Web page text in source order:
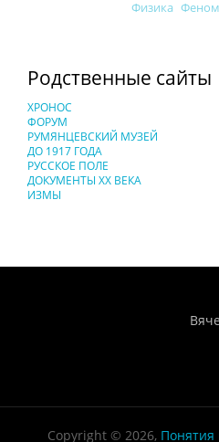
Физика
Родственные сайты
ХРОНОС
ФОРУМ
РУМЯНЦЕВСКИЙ МУЗЕЙ
ДО 1917 ГОДА
РУССКОЕ ПОЛЕ
ДОКУМЕНТЫ XX ВЕКА
ИЗМЫ
Copyright © 2026, Понятия